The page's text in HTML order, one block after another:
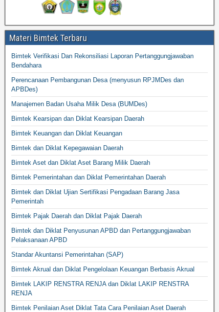
Materi Bimtek Terbaru
Bimtek Verifikasi Dan Rekonsiliasi Laporan Pertanggungjawaban
Bendahara
Perencanaan Pembangunan Desa (menyusun RPJMDes dan
APBDes)
Manajemen Badan Usaha Milik Desa (BUMDes)
Bimtek Kearsipan dan Diklat Kearsipan Daerah
Bimtek Keuangan dan Diklat Keuangan
Bimtek dan Diklat Kepegawaian Daerah
Bimtek Aset dan Diklat Aset Barang Milik Daerah
Bimtek Pemerintahan dan Diklat Pemerintahan Daerah
Bimtek dan Diklat Ujian Sertifikasi Pengadaan Barang Jasa
Pemerintah
Bimtek Pajak Daerah dan Diklat Pajak Daerah
Bimtek dan Diklat Penyusunan APBD dan Pertanggungjawaban
Pelaksanaan APBD
Standar Akuntansi Pemerintahan (SAP)
Bimtek Akrual dan Diklat Pengelolaan Keuangan Berbasis Akrual
Bimtek LAKIP RENSTRA RENJA dan Diklat LAKIP RENSTRA
RENJA
Bimtek Penilaian Aset Diklat Tata Cara Penilaian Aset Daerah